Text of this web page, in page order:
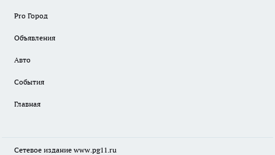
Pro Город
Объявления
Авто
События
Главная
Сетевое издание www.pg11.ru